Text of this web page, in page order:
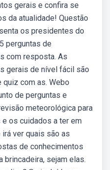
gerais e confira se
da atualidade! Questão
os presidentes do
perguntas de
com resposta. As
gerais de nível fácil são
quiz com as. Webo
de perguntas e
meteorológica para
os cuidados a ter em
ver quais são as
de conhecimentos
brincadeira, sejam elas.